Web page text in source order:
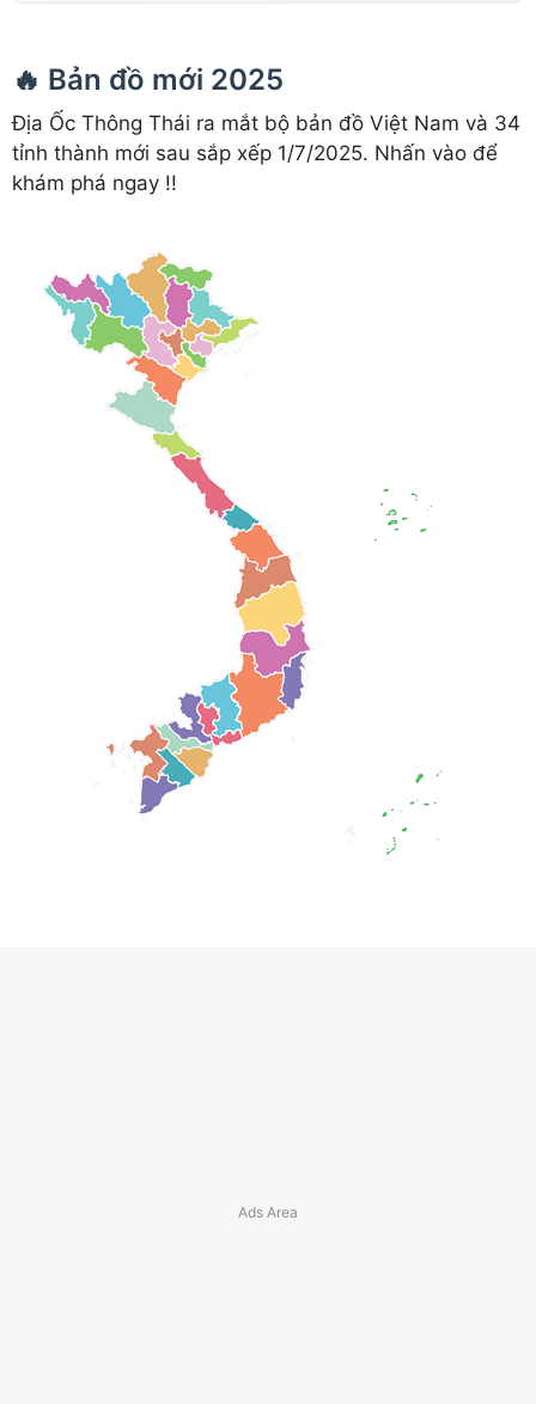
🔥 Bản đồ mới 2025
Địa Ốc Thông Thái ra mắt bộ bản đồ Việt Nam và 34
tỉnh thành mới sau sắp xếp 1/7/2025. Nhấn vào để
khám phá ngay !!